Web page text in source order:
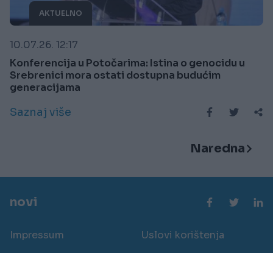
AKTUELNO
10.07.26. 12:17
Konferencija u Potočarima: Istina o genocidu u
Srebrenici mora ostati dostupna budućim
generacijama
Saznaj više
Naredna
novi
Impressum
Uslovi korištenja